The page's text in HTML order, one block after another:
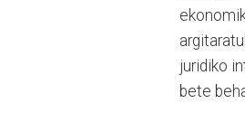
juridiko
bete